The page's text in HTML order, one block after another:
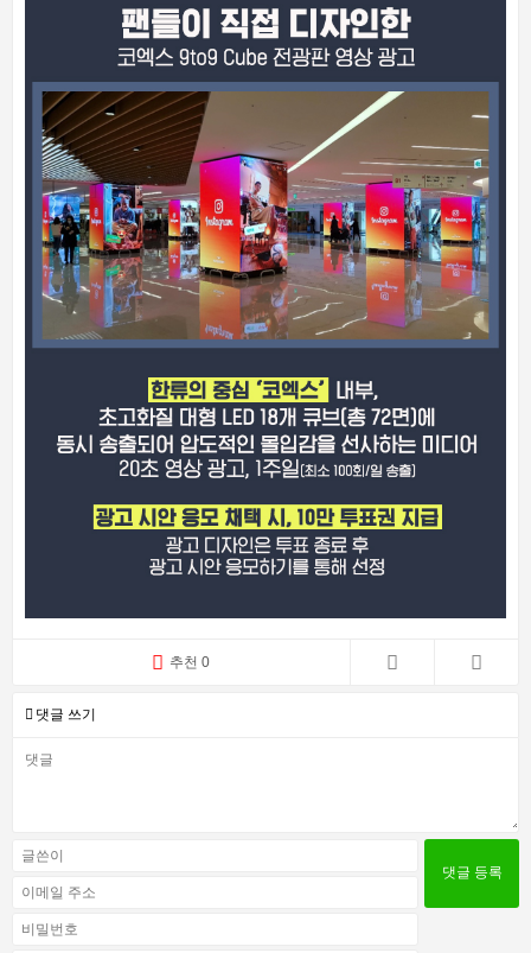
추천 0
댓글 쓰기